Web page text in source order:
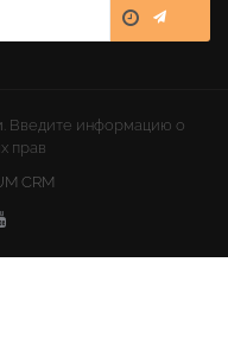
. Введите информацию о
прав
CRM